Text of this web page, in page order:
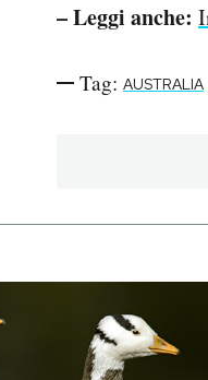
– Leggi anche:
Tag: AUSTRALIA